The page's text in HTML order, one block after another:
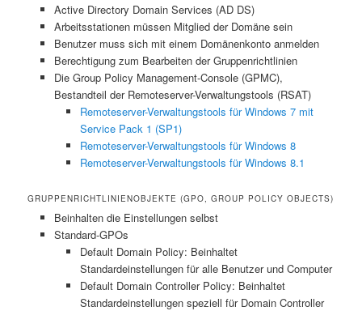
Active Directory Domain Services (AD DS)
Arbeitsstationen müssen Mitglied der Domäne sein
Benutzer muss sich mit einem Domänenkonto anmelden
Berechtigung zum Bearbeiten der Gruppenrichtlinien
Die Group Policy Management-Console (GPMC),
Bestandteil der Remoteserver-Verwaltungstools (RSAT)
Remoteserver-Verwaltungstools für Windows 7 mit
Service Pack 1 (SP1)
Remoteserver-Verwaltungstools für Windows 8
Remoteserver-Verwaltungstools für Windows 8.1
GRUPPENRICHTLINIENOBJEKTE (GPO, GROUP POLICY OBJECTS)
Beinhalten die Einstellungen selbst
Standard-GPOs
Default Domain Policy: Beinhaltet
Standardeinstellungen für alle Benutzer und Computer
Default Domain Controller Policy: Beinhaltet
Standardeinstellungen speziell für Domain Controller